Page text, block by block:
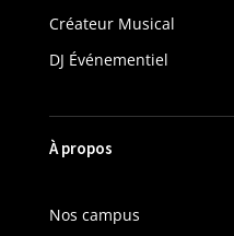
Créateur Musical
DJ Événementiel
À propos
Nos campus